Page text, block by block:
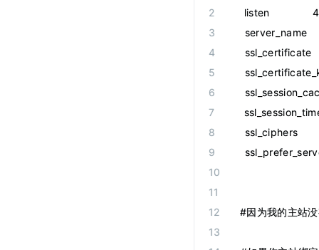
listen
server_name
ssl_ciphers
#因为我的主站